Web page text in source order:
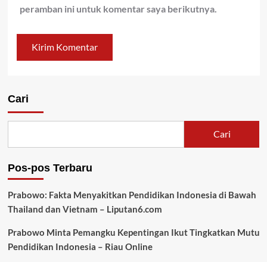
peramban ini untuk komentar saya berikutnya.
Cari
Cari
Pos-pos Terbaru
Prabowo: Fakta Menyakitkan Pendidikan Indonesia di Bawah
Thailand dan Vietnam – Liputan6.com
Prabowo Minta Pemangku Kepentingan Ikut Tingkatkan Mutu
Pendidikan Indonesia – Riau Online